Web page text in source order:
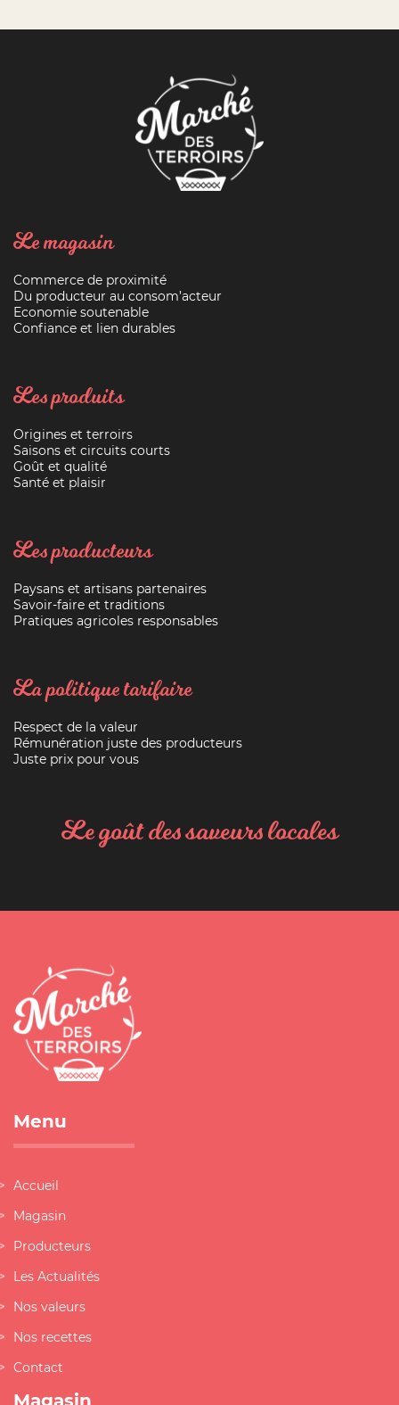
Le magasin
Commerce de proximité
Du producteur au consom’acteur
Economie soutenable
Confiance et lien durables
Les produits
Origines et terroirs
Saisons et circuits courts
Goût et qualité
Santé et plaisir
Les producteurs
Paysans et artisans partenaires
Savoir-faire et traditions
Pratiques agricoles responsables
La politique tarifaire
Respect de la valeur
Rémunération juste des producteurs
Juste prix pour vous
Le goût des saveurs locales
Menu
Accueil
Magasin
Producteurs
Les Actualités
Nos valeurs
Nos recettes
Contact
Magasin